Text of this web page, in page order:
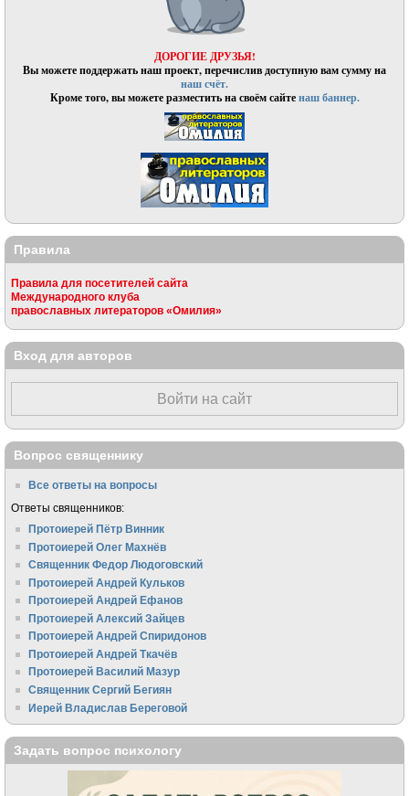
ДОРОГИЕ ДРУЗЬЯ!
Вы можете поддержать наш проект, перечислив доступную вам сумму на
наш счёт.
Кроме того, вы можете разместить на своём сайтенаш баннер.
Правила
Правила для посетителей сайта
Международного клуба
православных литераторов «Омилия»
Вход для авторов
Войти на сайт
Вопрос священнику
Все ответы на вопросы
Ответы священников:
Протоиерей Пётр Винник
Протоиерей Олег Махнёв
Священник Федор Людоговский
Протоиерей Андрей Кульков
Протоиерей Андрей Ефанов
Протоиерей Алексий Зайцев
Протоиерей Андрей Спиридонов
Протоиерей Андрей Ткачёв
Протоиерей Василий Мазур
Священник Сергий Бегиян
Иерей Владислав Береговой
Задать вопрос психологу